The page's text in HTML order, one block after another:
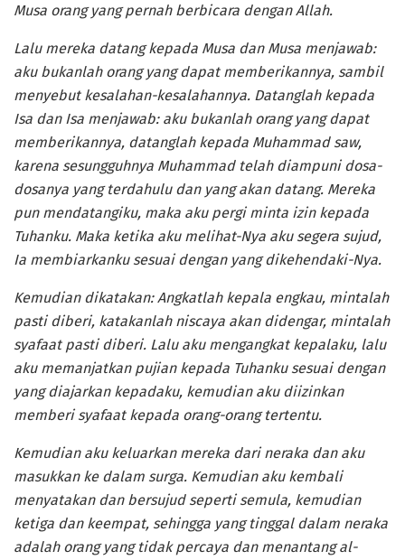
Musa orang yang pernah berbicara dengan Allah.
Lalu mereka datang kepada Musa dan Musa menjawab:
aku bukanlah orang yang dapat memberikannya, sambil
menyebut kesalahan-kesalahannya. Datanglah kepada
Isa dan Isa menjawab: aku bukanlah orang yang dapat
memberikannya, datanglah kepada Muhammad saw,
karena sesungguhnya Muhammad telah diampuni dosa-
dosanya yang terdahulu dan yang akan datang. Mereka
pun mendatangiku, maka aku pergi minta izin kepada
Tuhanku. Maka ketika aku melihat-Nya aku segera sujud,
Ia membiarkanku sesuai dengan yang dikehendaki-Nya.
Kemudian dikatakan: Angkatlah kepala engkau, mintalah
pasti diberi, katakanlah niscaya akan didengar, mintalah
syafaat pasti diberi. Lalu aku mengangkat kepalaku, lalu
aku memanjatkan pujian kepada Tuhanku sesuai dengan
yang diajarkan kepadaku, kemudian aku diizinkan
memberi syafaat kepada orang-orang tertentu.
Kemudian aku keluarkan mereka dari neraka dan aku
masukkan ke dalam surga. Kemudian aku kembali
menyatakan dan bersujud seperti semula, kemudian
ketiga dan keempat, sehingga yang tinggal dalam neraka
adalah orang yang tidak percaya dan menantang al-